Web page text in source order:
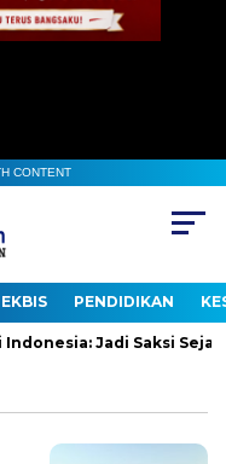
CONTENT
EKBIS PENDIDIKAN
Jadi Saksi Sejarah